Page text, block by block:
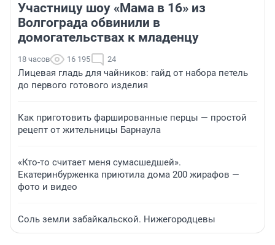
Участницу шоу «Мама в 16» из
Волгограда обвинили в
домогательствах к младенцу
18 часов 16 195 24
Лицевая гладь для чайников: гайд от набора петель
до первого готового изделия
Как приготовить фаршированные перцы — простой
рецепт от жительницы Барнаула
«Кто-то считает меня сумасшедшей».
Екатеринбурженка приютила дома 200 жирафов —
фото и видео
Соль земли забайкальской. Нижегородцевы